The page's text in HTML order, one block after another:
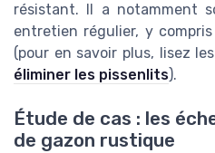
résistant. Il a notamment
entretien régulier, y
(pour en savoir plus, lisez les
éliminer les pissenlits).
Étude de cas : les
de gazon rustique